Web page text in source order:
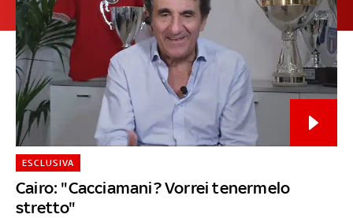
Cairo: "Cacciamani? Vorrei tenermelo
stretto"
ESCLUSIVA